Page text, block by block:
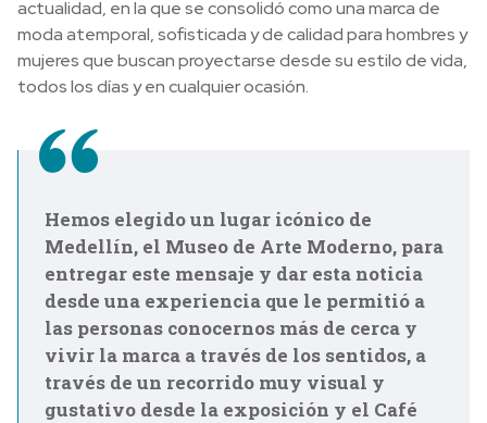
actualidad, en la que se consolidó como una marca de
moda atemporal, sofisticada y de calidad para hombres y
mujeres que buscan proyectarse desde su estilo de vida,
todos los días y en cualquier ocasión.
Hemos elegido un lugar icónico de
Medellín, el Museo de Arte Moderno, para
entregar este mensaje y dar esta noticia
desde una experiencia que le permitió a
las personas conocernos más de cerca y
vivir la marca a través de los sentidos, a
través de un recorrido muy visual y
gustativo desde la exposición y el Café